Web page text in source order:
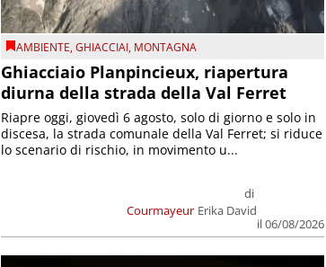
AMBIENTE,GHIACCIAI, MONTAGNA
Ghiacciaio Planpincieux, riapertura
diurna della strada della Val Ferret
Courmayeur
di
Erika David
il 06/08/2026
Riapre oggi, giovedì 6 agosto, solo di giorno e solo in
discesa, la strada comunale della Val Ferret; si riduce
lo scenario di rischio, in movimento u...